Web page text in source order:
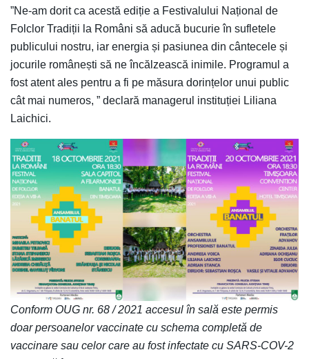
”Ne-am dorit ca acestă ediție a Festivalului Național de
Folclor Tradiții la Români să aducă bucurie în sufletele
publicului nostru, iar energia și pasiunea din cântecele și
jocurile românești să ne încălzească inimile. Programul a
fost atent ales pentru a fi pe măsura dorințelor unui public
cât mai numeros, ” declară managerul instituției Liliana
Laichici.
Conform OUG nr. 68 / 2021 accesul în sală este permis
doar persoanelor vaccinate cu schema completă de
vaccinare sau celor care au fost infectate cu SARS-COV-2